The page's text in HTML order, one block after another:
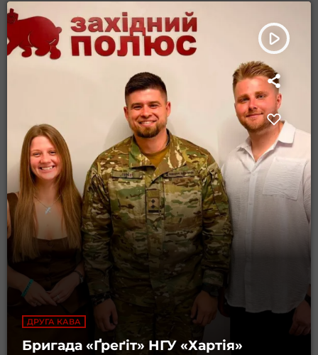
play_arrow
ДРУГА КАВА
Бригада «Ґреґіт» НГУ «Хартія»